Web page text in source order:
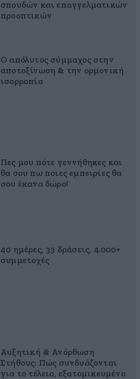
σπουδών και επαγγελματικών
προοπτικών
Ο απόλυτος σύμμαχος στην
αποτοξίνωση & την ορμονική
ισορροπία
Πες μου πότε γεννήθηκες και
θα σου πω ποιες εμπειρίες θα
σου έκανα δώρο!
40 ημέρες, 33 δράσεις, 4.000+
συμμετοχές
Αυξητική & Ανόρθωση
Στήθους: Πώς συνδυάζονται
για το τέλειο, εξατομικευμένο